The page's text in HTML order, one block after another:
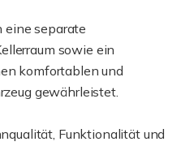
separate
sowie ein
komfortablen und
gewährleistet.
Funktionalität und